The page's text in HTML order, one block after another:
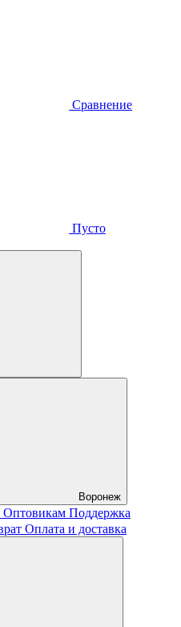
Сравнение
Пусто
Воронеж
Оптовикам Поддержка
Оплата и доставка